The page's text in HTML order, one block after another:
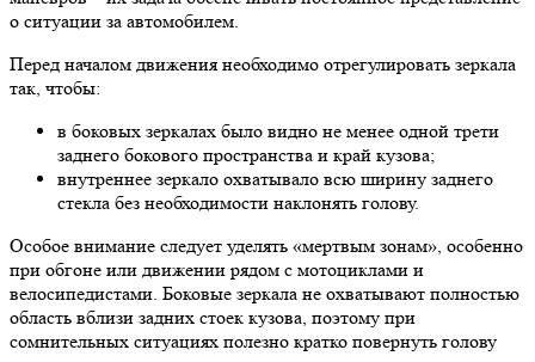
о ситуации за автомобилем.
Перед началом движения необходимо отрегулировать зеркала
так, чтобы:
в боковых зеркалах было видно не менее одной трети
заднего бокового пространства и край кузова;
внутреннее зеркало охватывало всю ширину заднего
стекла без необходимости наклонять голову.
Особое внимание следует уделять «мертвым зонам», особенно
при обгоне или движении рядом с мотоциклами и
велосипедистами. Боковые зеркала не охватывают полностью
область вблизи задних стоек кузова, поэтому при
сомнительных ситуациях полезно кратко повернуть голову